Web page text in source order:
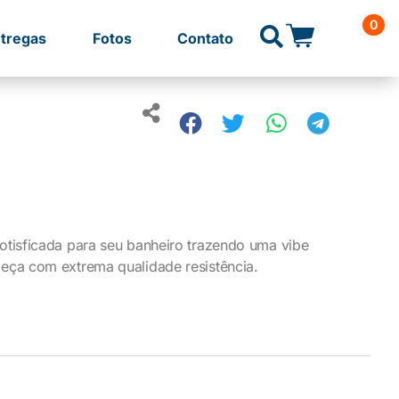
Fotos Contato
0
para seu banheiro trazendo uma vibe
com extrema qualidade resistência.